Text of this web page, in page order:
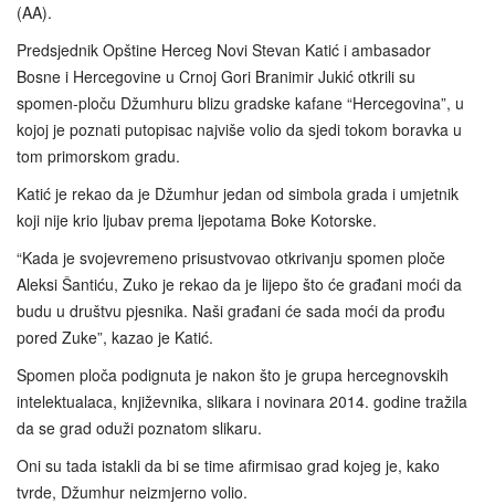
(AA).
Predsjednik Opštine Herceg Novi Stevan Katić i ambasador
Bosne i Hercegovine u Crnoj Gori Branimir Jukić otkrili su
spomen-ploču Džumhuru blizu gradske kafane “Hercegovina”, u
kojoj je poznati putopisac najviše volio da sjedi tokom boravka u
tom primorskom gradu.
Katić je rekao da je Džumhur jedan od simbola grada i umjetnik
koji nije krio ljubav prema ljepotama Boke Kotorske.
“Kada je svojevremeno prisustvovao otkrivanju spomen ploče
Aleksi Šantiću, Zuko je rekao da je lijepo što će građani moći da
budu u društvu pjesnika. Naši građani će sada moći da prođu
pored Zuke”, kazao je Katić.
Spomen ploča podignuta je nakon što je grupa hercegnovskih
intelektualaca, književnika, slikara i novinara 2014. godine tražila
da se grad oduži poznatom slikaru.
Oni su tada istakli da bi se time afirmisao grad kojeg je, kako
tvrde, Džumhur neizmjerno volio.